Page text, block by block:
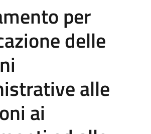
per
delle
alle
ai